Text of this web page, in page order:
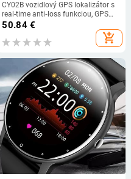
CY02B vozidlový GPS lokalizátor s
real-time anti‑loss funkciou, GPS
presnosť 5 m, IP66 vodotesný, 5000
mAh batéria, Type-C nabíjanie,
keramická anténa
50.84€
add_shopping_cart